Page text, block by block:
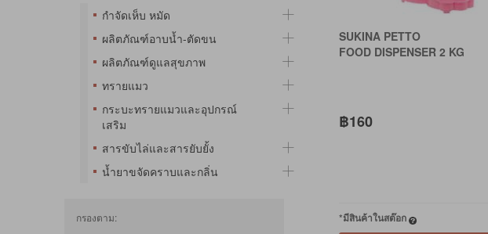
กำจัดเห็บ หมัด
ผลิตภัณฑ์อาบน้ำ-ตัดขน
ผลิตภัณฑ์ดูแลสุขภาพ
ทรายแมว
กระบะทรายแมวและอุปกรณ์
เสริม
สารขับไล่และสารยับยั้ง
น้ำยาขจัดคราบและกลิ่น
กรองตาม:
SUKINA PETTO
FOOD DISPENSER 2 KG
฿160
*มีสินค้าในสต๊อก